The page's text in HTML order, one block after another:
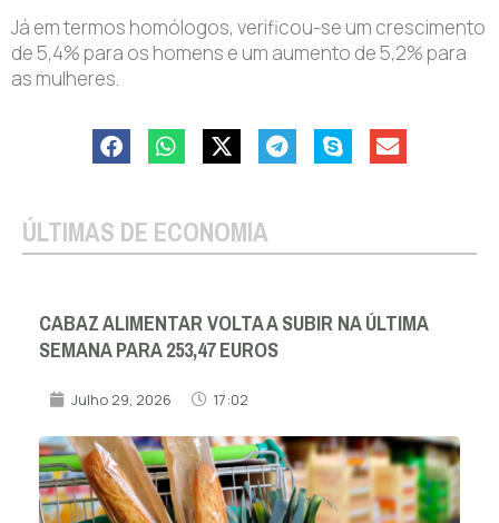
Já em termos homólogos, verificou-se um crescimento
de 5,4% para os homens e um aumento de 5,2% para
as mulheres.
ÚLTIMAS DE ECONOMIA
CABAZ ALIMENTAR VOLTA A SUBIR NA ÚLTIMA
SEMANA PARA 253,47 EUROS
Julho 29, 2026 17:02